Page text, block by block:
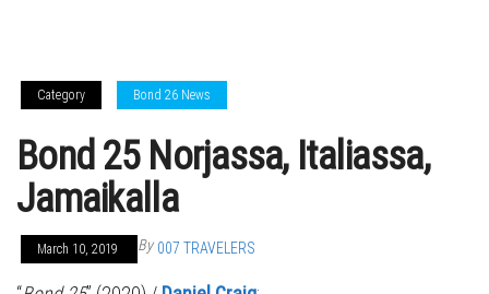
Category Bond 26 News
Bond 25 Norjassa, Italiassa,
Jamaikalla
March 10, 2019 By 007 TRAVELERS